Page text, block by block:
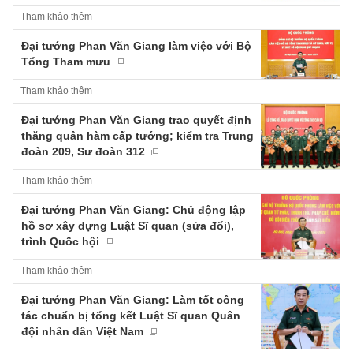
Tham khảo thêm
Đại tướng Phan Văn Giang làm việc với Bộ
Tổng Tham mưu
Tham khảo thêm
Đại tướng Phan Văn Giang trao quyết định
thăng quân hàm cấp tướng; kiểm tra Trung
đoàn 209, Sư đoàn 312
Tham khảo thêm
Đại tướng Phan Văn Giang: Chủ động lập
hồ sơ xây dựng Luật Sĩ quan (sửa đổi),
trình Quốc hội
Tham khảo thêm
Đại tướng Phan Văn Giang: Làm tốt công
tác chuẩn bị tổng kết Luật Sĩ quan Quân
đội nhân dân Việt Nam